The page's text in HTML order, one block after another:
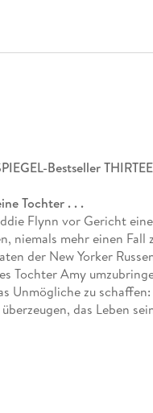
Bestseller
Tochter . . .
Flynn vor Gericht
niemals mehr einen Fall
der New Yorker
Tochter Amy
Unmögliche zu
das Leben